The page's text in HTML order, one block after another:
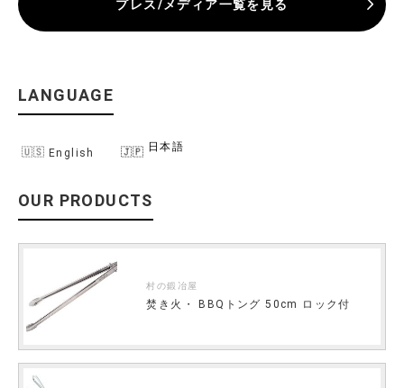
プレス/メディア一覧を見る
LANGUAGE
English
日本語
OUR PRODUCTS
村の鍛冶屋
焚き火・ BBQトング 50cm ロック付